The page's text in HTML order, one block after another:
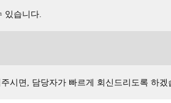
있습니다.
시면, 담당자가 빠르게 회신드리도록 하겠